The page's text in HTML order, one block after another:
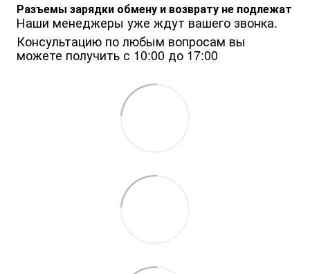
Разъемы зарядки обмену и возврату не подлежат
Наши менеджеры уже ждут вашего звонка.
Консультацию по любым вопросам вы
можете получить с 10:00 до 17:00